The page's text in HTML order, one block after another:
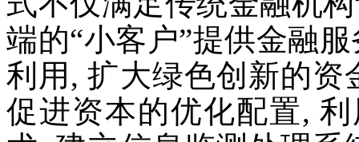
端的“小客户”提供金融
利用, 扩大绿色创新的
促进资本的优化配置,